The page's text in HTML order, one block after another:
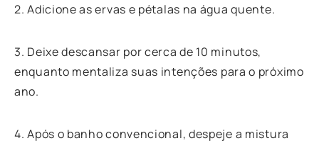
2. Adicione as ervas e pétalas na água quente.
3. Deixe descansar por cerca de 10 minutos,
enquanto mentaliza suas intenções para o próximo
ano.
4. Após o banho convencional, despeje a mistura